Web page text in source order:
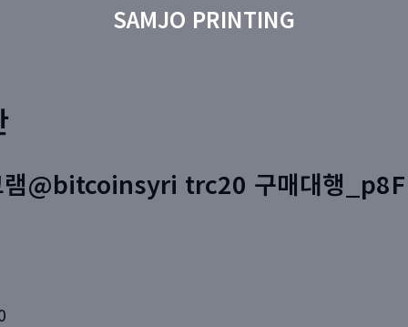
SAMJO PRINTING
램@bitcoinsyri trc20 구매대행_p8F